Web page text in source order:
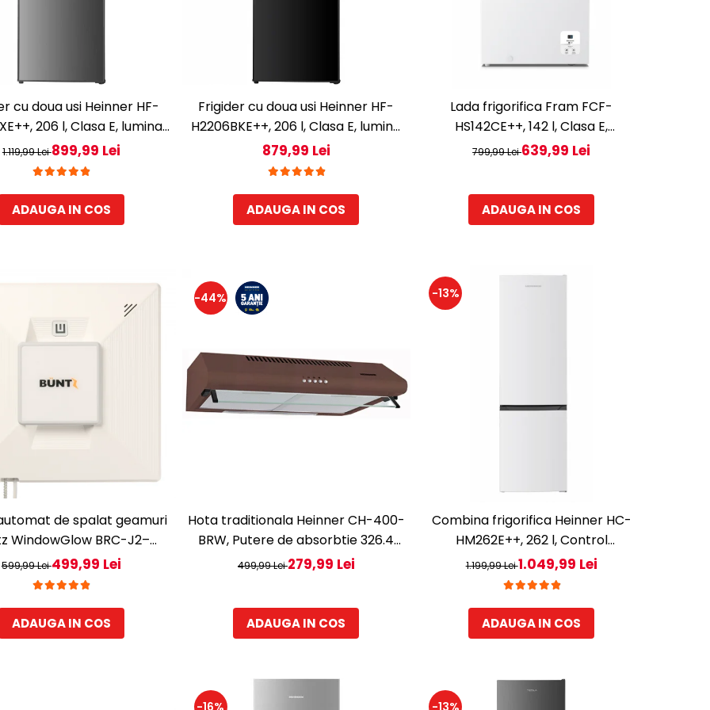
cu doua usi Heinner HF-
206 l, Clasa E, lumina
rafturi de sticla, H 143 cm,
Inox
1.119,99 Lei899,99 Lei
ADAUGA IN COS
Frigider cu doua usi Heinner HF-
H2206BKE++, 206 l, Clasa E, lumina
LED, 3 rafturi de sticla, H 143 cm,
Negru
879,99 Lei
ADAUGA IN COS
Lada frigorifica Fram FCF-
HS142CE++, 142 l, Clasa E,
Convertibil Frigider/Congelator,
799,99 Lei639,99 Lei
ADAUGA IN COS
de spalat geamuri
WindowGlow BRC-J2–
72W, 2500Pa, tehnologie
pulverizare, sistem anti-
599,99 Lei499,99 Lei
ADAUGA IN COS
-44%
Hota traditionala Heinner CH-400-
BRW, Putere de absorbtie 326.4
mc/h, 2 motoare, 60 cm, Maro
499,99 Lei279,99 Lei
ADAUGA IN COS
-13%
Combina frigorifica Heinner HC-
HM262E++, 262 l, Control
electronic, Iluminare LED, Usi
reversibile, Clasa E, H 180 cm, Alb
1.199,99 Lei1.049,99 Lei
ADAUGA IN COS